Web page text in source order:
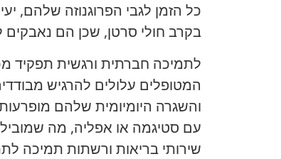
כל הזמן לגבי הפרוגנוזה שלהם,
בקרב חולי סרטן, שכן הם
לתמיכה חברתית ורגשית תפקיד
המטופלים עלולים להרגיש
והשגרה היומיומית שלהם
עם סטיגמה או אפליה, מה
שירותי בריאות ורשתות תמיכה